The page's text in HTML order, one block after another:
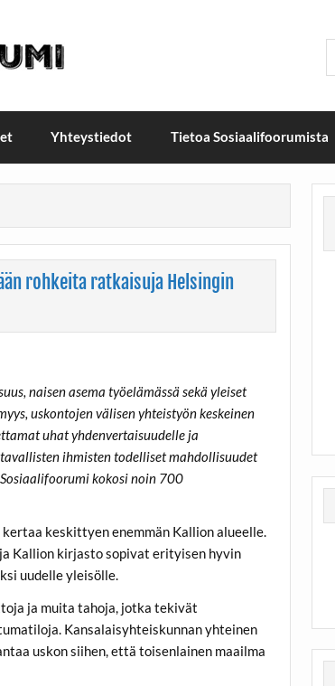
Sosiaalifoorumi
26.–27.9.2026
Yhteystiedot Tietoa Sosiaalifoorumista
rohkeita ratkaisuja Helsingin
naisen asema työelämässä sekä yleiset
uskontojen välisen yhteistyön keskeinen
uhat yhdenvertaisuudelle ja
ihmisten todelliset mahdollisuudet
kokosi noin 700
keskittyen enemmän Kallion alueelle.
Kallion kirjasto sopivat erityisen hyvin
uudelle yleisölle.
ja muita tahoja, jotka tekivät
Kansalaisyhteiskunnan yhteinen
uskon siihen, että toisenlainen maailma